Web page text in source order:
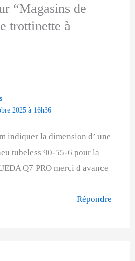
“Magasins de
trottinette à
2025 à 16h36
indiquer la dimension d’ une
tubeless 90-55-6 pour la
Q7 PRO merci d avance
Répondre